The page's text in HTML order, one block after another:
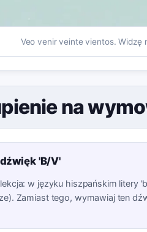
Veo venir veinte vientos.
na
'B/V'
w języku hiszpańskim litery
Zamiast tego, wymawiaj ten